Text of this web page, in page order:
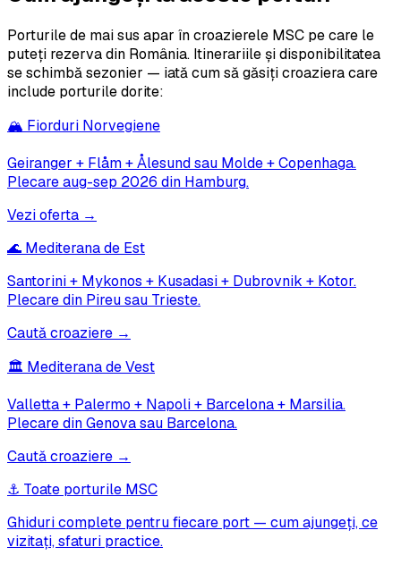
Porturile de mai sus apar în croazierele MSC pe care le
puteți rezerva din România. Itinerariile și disponibilitatea
se schimbă sezonier — iată cum să găsiți croaziera care
include porturile dorite:
🏔️ Fiorduri Norvegiene
Geiranger + Flåm + Ålesund sau Molde + Copenhaga.
Plecare aug-sep 2026 din Hamburg.
Vezi oferta →
🌊 Mediterana de Est
Santorini + Mykonos + Kusadasi + Dubrovnik + Kotor.
Plecare din Pireu sau Trieste.
Caută croaziere →
🏛️ Mediterana de Vest
Valletta + Palermo + Napoli + Barcelona + Marsilia.
Plecare din Genova sau Barcelona.
Caută croaziere →
⚓ Toate porturile MSC
Ghiduri complete pentru fiecare port — cum ajungeți, ce
vizitați, sfaturi practice.